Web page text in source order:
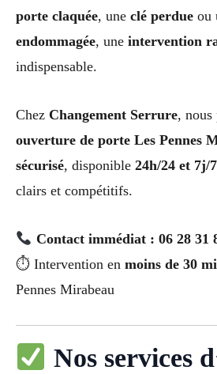
porte claquée, une clé perdue ou
endommagée, une intervention
indispensable.
Chez Changement Serrure, nous
ouverture de porte Les Pennes
sécurisé, disponible 24h/24 et 7j/7
clairs et compétitifs.
Contact immédiat : 06 28 31
⏱ Intervention en moins de 30
Pennes Mirabeau
Nos services